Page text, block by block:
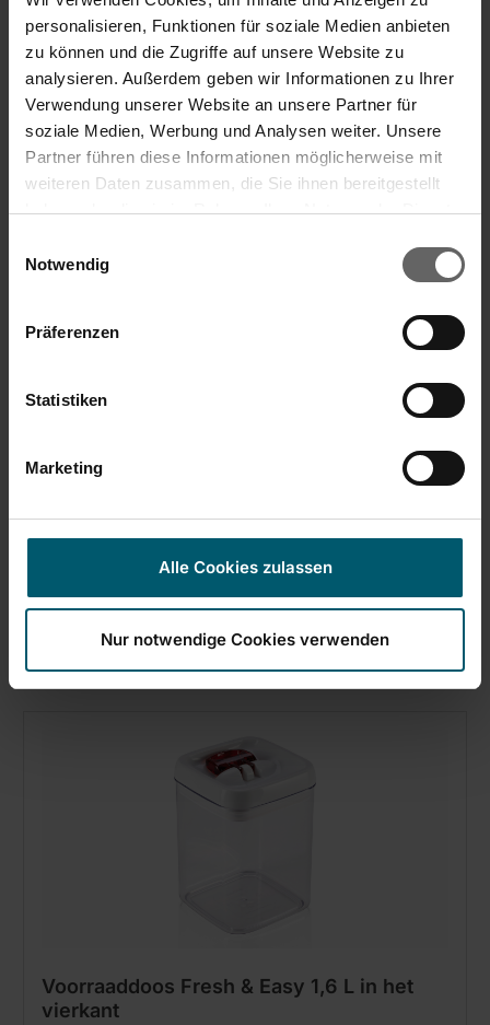
personalisieren, Funktionen für soziale Medien anbieten
zu können und die Zugriffe auf unsere Website zu
analysieren. Außerdem geben wir Informationen zu Ihrer
Verwendung unserer Website an unsere Partner für
soziale Medien, Werbung und Analysen weiter. Unsere
Partner führen diese Informationen möglicherweise mit
weiteren Daten zusammen, die Sie ihnen bereitgestellt
haben oder die sie im Rahmen Ihrer Nutzung der Dienste
Cookies, wenn Sie unsere Webseite weiterhin nutzen.
Notwendig
Präferenzen
Statistiken
Marketing
Alle Cookies zulassen
Nur notwendige Cookies verwenden
Voorraaddoos Fresh & Easy 1,6 L in het
vierkant